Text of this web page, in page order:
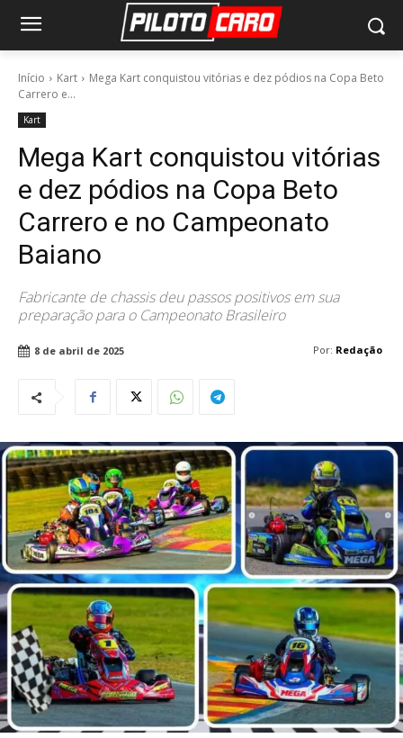
Início Kart
Mega Kart conquistou vitórias e dez pódios na Copa Beto
Carrero e...
Kart
Mega Kart conquistou vitórias
e dez pódios na Copa Beto
Carrero e no Campeonato
Baiano
Fabricante de chassis deu passos positivos em sua
preparação para o Campeonato Brasileiro
Por: Redação
8 de abril de 2025